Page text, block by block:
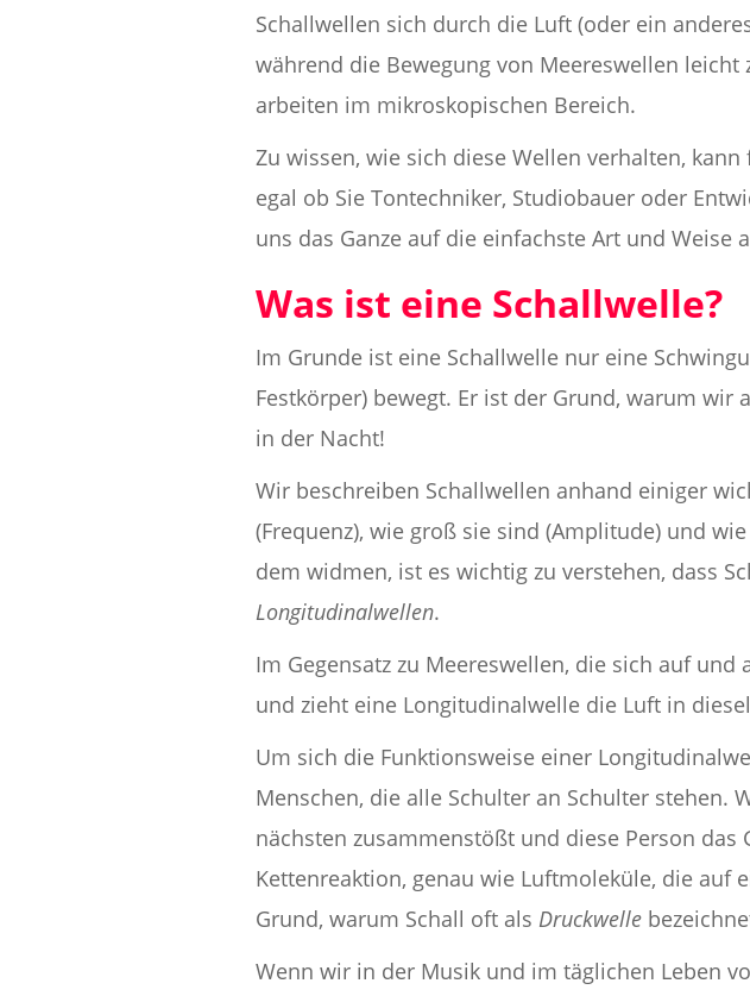
Schallwellen sich durch die Luft (oder ein
während die Bewegung von Meereswellen
arbeiten im mikroskopischen Bereich.
Zu wissen, wie sich diese Wellen verhalten,
egal ob Sie Tontechniker, Studiobauer oder
uns das Ganze auf die einfachste Art und Weise
Was ist eine Schallwelle?
Im Grunde ist eine Schallwelle nur eine
Festkörper) bewegt. Er ist der Grund, warum
in der Nacht!
Wir beschreiben Schallwellen anhand einiger
(Frequenz), wie groß sie sind (Amplitude) und
dem widmen, ist es wichtig zu verstehen, dass
Longitudinalwellen.
Im Gegensatz zu Meereswellen, die sich auf
und zieht eine Longitudinalwelle die Luft in
Um sich die Funktionsweise einer
Menschen, die alle Schulter an Schulter stehen.
nächsten zusammenstößt und diese Person
Kettenreaktion, genau wie Luftmoleküle, die auf
Grund, warum Schall oft als Druckwelle
Wenn wir in der Musik und im täglichen Leben